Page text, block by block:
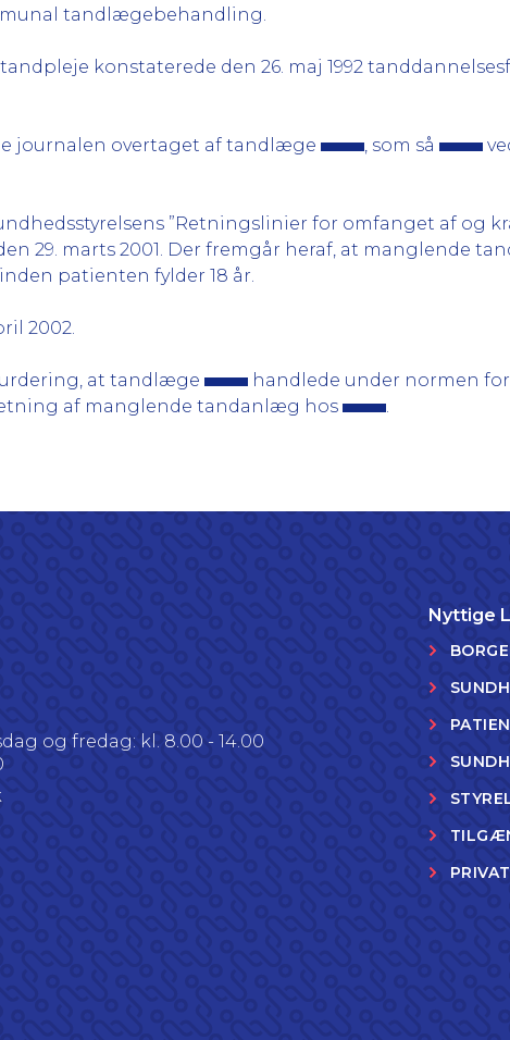
tandlægebehandling.
konstaterede den 26. maj 1992
journalen overtaget af tandlæge , som så
”Retningslinier for omfanget af og
29. marts 2001. Der fremgår heraf, at manglende
patienten fylder 18 år.
2002.
at tandlæge
handlede under normen
af manglende tandanlæg hos
.
og fredag: kl. 8.00 - 14.00
Nyttige